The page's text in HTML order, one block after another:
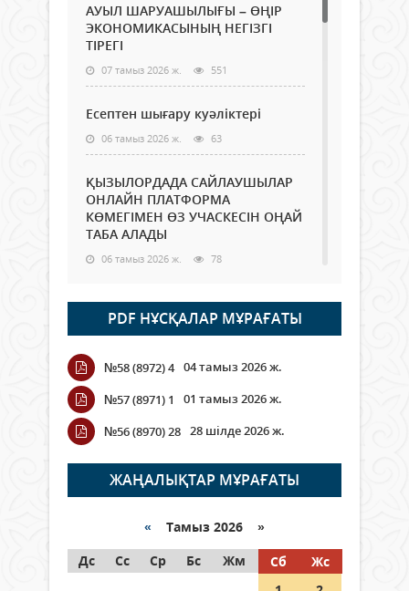
АУЫЛ ШАРУАШЫЛЫҒЫ – ӨҢІР
ЭКОНОМИКАСЫНЫҢ НЕГІЗГІ
ТІРЕГІ
07 тамыз 2026 ж. 551
Есептен шығару куәліктері
06 тамыз 2026 ж. 63
ҚЫЗЫЛОРДАДА САЙЛАУШЫЛАР
ОНЛАЙН ПЛАТФОРМА
КӨМЕГІМЕН ӨЗ УЧАСКЕСІН ОҢАЙ
ТАБА АЛАДЫ
06 тамыз 2026 ж. 78
Open Air: Қызылорда облысы
полиция департаменті 20
мыңнан астам көрерменнің
қауіпсіздігін қамтамасыз етті
06 тамыз 2026 ж.
Wi-Fi ҚАБЫРҒА АРҚЫЛЫ ҚАЛАЙ
ӨТЕДІ?
06 тамыз 2026 ж. 255
граждане Казахстана,
05 тамыз 2026 ж. 134
PDF НҰСҚАЛАР МҰРАҒАТЫ
№58 (8972) 4 04 тамыз 2026 ж.
№57 (8971) 1
01 тамыз 2026 ж.
№56 (8970) 28 28 шілде 2026 ж.
ЖАҢАЛЫҚТАР МҰРАҒАТЫ
« Тамыз 2026 »
Дс
Сс Ср Бс Жм Сб
Жс